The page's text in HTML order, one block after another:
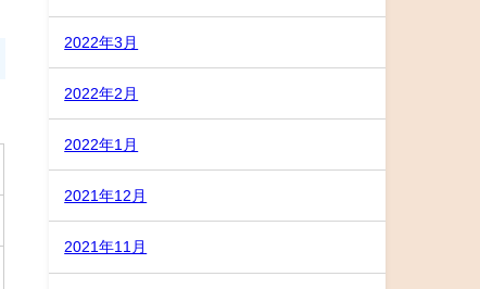
2022年3月
2022年2月
2022年1月
2021年12月
2021年11月